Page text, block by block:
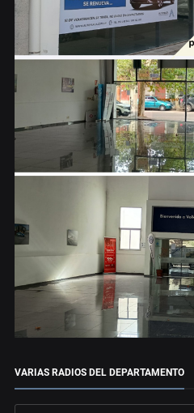
VARIAS RADIOS DEL DEPARTAMENTO